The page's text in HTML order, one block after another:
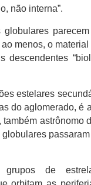
não interna”.
menos, o
estelares
do aglomerado, é
astrônomo
de